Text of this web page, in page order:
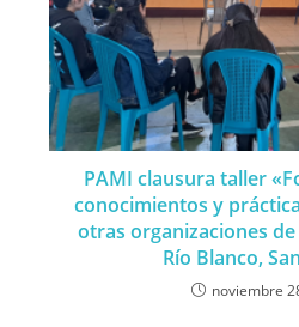
PAMI clausura taller
conocimientos y
otras organizaciones
Río Blanco,
noviembre